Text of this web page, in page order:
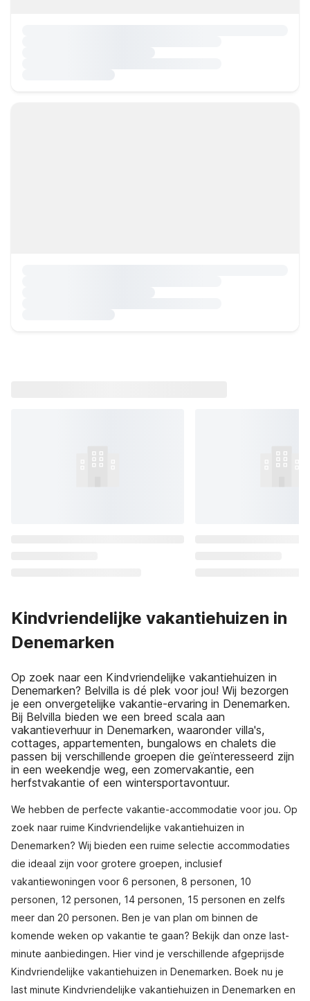
Kindvriendelijke vakantiehuizen in
Denemarken
Op zoek naar een Kindvriendelijke vakantiehuizen in
Denemarken? Belvilla is dé plek voor jou! Wij bezorgen
je een onvergetelijke vakantie-ervaring in Denemarken.
Bij Belvilla bieden we een breed scala aan
vakantieverhuur in Denemarken, waaronder villa's,
cottages, appartementen, bungalows en chalets die
passen bij verschillende groepen die geïnteresseerd zijn
in een weekendje weg, een zomervakantie, een
herfstvakantie of een wintersportavontuur.
We hebben de perfecte vakantie-accommodatie voor jou. Op
zoek naar ruime Kindvriendelijke vakantiehuizen in
Denemarken? Wij bieden een ruime selectie accommodaties
die ideaal zijn voor grotere groepen, inclusief
vakantiewoningen voor 6 personen, 8 personen, 10
personen, 12 personen, 14 personen, 15 personen en zelfs
meer dan 20 personen. Ben je van plan om binnen de
komende weken op vakantie te gaan? Bekijk dan onze last-
minute aanbiedingen. Hier vind je verschillende afgeprijsde
Kindvriendelijke vakantiehuizen in Denemarken. Boek nu je
last minute Kindvriendelijke vakantiehuizen in Denemarken en